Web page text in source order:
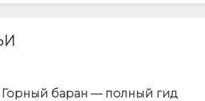
Горный баран — полный гид